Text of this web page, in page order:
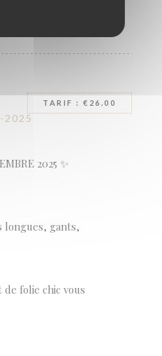
2025
TARIF : €26.00
2025 ✨
longues, gants,
de folie chic vous